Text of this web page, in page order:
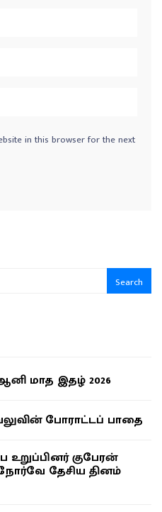
in this browser for the next
Search
மாத இதழ் 2026
போராட்டப் பாதை
குபேரன்
தேசிய தினம்